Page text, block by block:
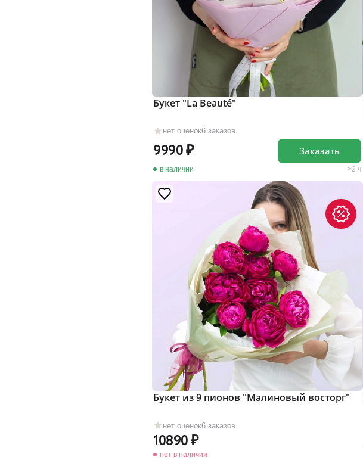
нет оценок6 заказов
Букет "La Beauté"
9990
в наличии 2 ч
Заказать
нет оценок6 заказов
Букет из 9 пионов "Малиновый восторг"
10890
нет в наличии